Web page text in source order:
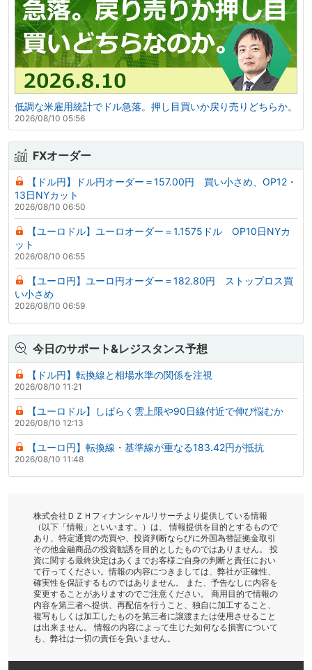
低調な米雇用統計でドル急落。押し目買いか戻り売りどちらか。
2026/08/10 05:56
FXオーダー
【ドル円】ドル円オーダー＝157.00円 買い小さめ、OP12・
13日NYカット
2026/08/10 06:50
【ユーロドル】ユーロオーダー＝1.1575ドル OP10日NYカ
ット
2026/08/10 06:55
【ユーロ円】ユーロ円オーダー＝182.80円 ストップロス買
い小さめ
2026/08/10 06:59
今日のサポート&レジスタンス予想
【ドル円】転換線と相場水準の関係を注視
2026/08/10 11:21
【ユーロドル】しばらく雲上限や90日線付近で伸び悩むか
2026/08/10 12:13
【ユーロ円】転換線・基準線が重なる183.42円が抵抗
2026/08/10 11:48
株式会社ＤＺＨフィナンシャルリサーチより提供している情報
（以下「情報」といいます。）は、 情報提供を目的とするもので
あり、特定通貨の売買や、投資判断ならびに外国為替証拠金取引
その他金融商品の投資勧誘を目的としたものではありません。 投
資に関する最終決定はあくまでお客様ご自身の判断と責任におい
て行ってください。情報の内容につきましては、弊社が正確性、
確実性を保証するものではありません。 また、予告なしに内容を
変更することがありますのでご注意ください。 商用目的で情報の
内容を第三者へ提供、再配信を行うこと、独自に加工すること、
複写もしくは加工したものを第三者に譲渡または使用させること
は出来ません。 情報の内容によって生じた如何なる損害について
も、弊社は一切の責任を負いません。